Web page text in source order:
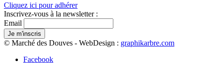
Cliquez ici pour adhérer
Inscrivez-vous à la newsletter :
Email
© Marché des Douves - WebDesign : graphikarbre.com
Facebook